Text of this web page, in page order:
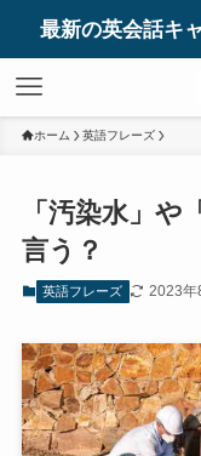
最新の英会話キ
ホーム 英語フレーズ
「汚染水」
言う？
英語フレーズ 2023年